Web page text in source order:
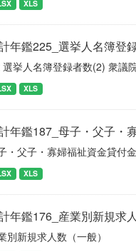
XLS
年鑑225_選挙人名簿登
選挙人名簿登録者数(2) 衆議
XLS
年鑑187_母子・父子・
・父子・寡婦福祉資金貸付
XLS
年鑑176_産業別新規求
別新規求人数（一般）